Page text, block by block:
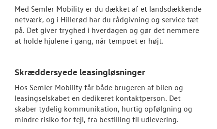
Med Semler Mobility er du dækket af et landsdækkende
netværk, og i Hillerød har du rådgivning og service tæt
på. Det giver tryghed i hverdagen og gør det nemmere
at holde hjulene i gang, når tempoet er højt.
Skræddersyede leasingløsninger
Hos Semler Mobility får både brugeren af bilen og
leasingselskabet en dedikeret kontaktperson. Det
skaber tydelig kommunikation, hurtig opfølgning og
mindre risiko for fejl, fra bestilling til udlevering.